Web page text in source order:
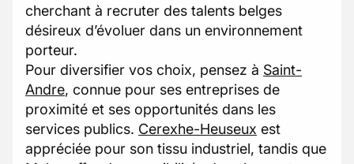
cherchant à recruter des talents belges
désireux d’évoluer dans un environnement
porteur.
Pour diversifier vos choix, pensez à Saint-
Andre, connue pour ses entreprises de
proximité et ses opportunités dans les
services publics. Cerexhe-Heuseux est
appréciée pour son tissu industriel, tandis que